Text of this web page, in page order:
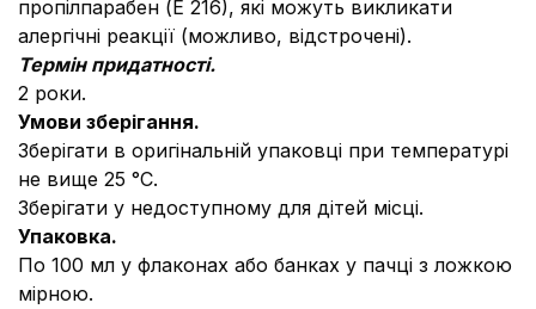
пропілпарабен (Е 216), які можуть викликати
алергічні реакції (можливо, відстрочені).
Термін придатності.
2 роки.
Умови зберігання.
Зберігати в оригінальній упаковці при температурі
не вище 25 °С.
Зберігати у недоступному для дітей місці.
Упаковка.
По 100 мл у флаконах або банках у пачці з ложкою
мірною.